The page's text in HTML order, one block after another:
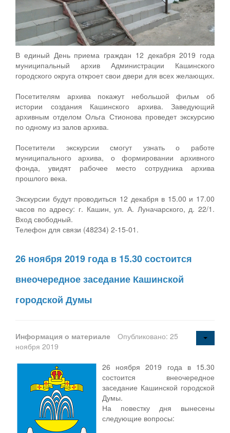
В единый День приема граждан 12 декабря 2019 года
муниципальный архив Администрации Кашинского
городского округа откроет свои двери для всех желающих.
Посетителям архива покажут небольшой фильм об
истории создания Кашинского архива. Заведующий
архивным отделом Ольга Стионова проведет экскурсию
по одному из залов архива.
Посетители экскурсии смогут узнать о работе
муниципального архива, о формировании архивного
фонда, увидят рабочее место сотрудника архива
прошлого века.
Экскурсии будут проводиться 12 декабря в 15.00 и 17.00
часов по адресу: г. Кашин, ул. А. Луначарского, д. 22/1.
Вход свободный.
Телефон для связи (48234) 2-15-01.
26 ноября 2019 года в 15.30 состоится
внеочередное заседание Кашинской
городской Думы
Информация о материале
Опубликовано: 25
ноября 2019
26 ноября 2019 года в 15.30
состоится внеочередное
заседание Кашинской городской
Думы.
На повестку дня вынесены
следующие вопросы: